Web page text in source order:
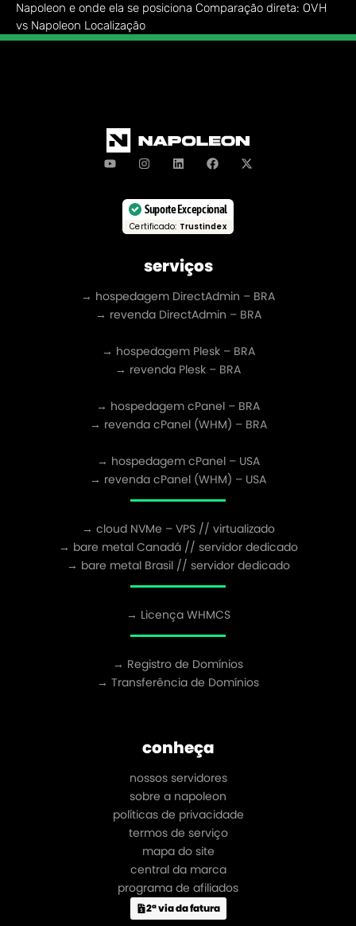
Napoleon e onde ela se posiciona Comparação direta: OVH
vs Napoleon Localização
Suporte Excepcional
Certificado: Trustindex
serviços
→ hospedagem DirectAdmin – BRA
→ revenda DirectAdmin – BRA
→ hospedagem Plesk – BRA
→ revenda Plesk – BRA
→ hospedagem cPanel – BRA
→ revenda cPanel (WHM) – BRA
→ hospedagem cPanel – USA
→ revenda cPanel (WHM) – USA
→ cloud NVMe – VPS // virtualizado
→ bare metal Canadá // servidor dedicado
→ bare metal Brasil // servidor dedicado
→ Licença WHMCS
→ Registro de Domínios
→ Transferência de Domínios
conheça
nossos servidores
sobre a napoleon
políticas de privacidade
termos de serviço
mapa do site
central da marca
programa de afiliados
2ª via da fatura